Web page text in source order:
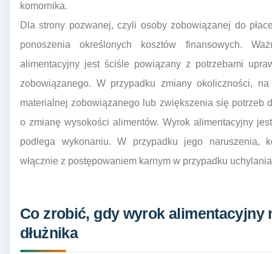
komornika.
Dla strony pozwanej, czyli osoby zobowiązanej do
ponoszenia określonych kosztów finansowych.
alimentacyjny jest ściśle powiązany z potrzebami
zobowiązanego. W przypadku zmiany okoliczności,
materialnej zobowiązanego lub zwiększenia się potrzeb
o zmianę wysokości alimentów. Wyrok alimentacyjny
podlega wykonaniu. W przypadku jego naruszenia,
włącznie z postępowaniem karnym w przypadku
Co zrobić, gdy wyrok alimentacyjny
dłużnika